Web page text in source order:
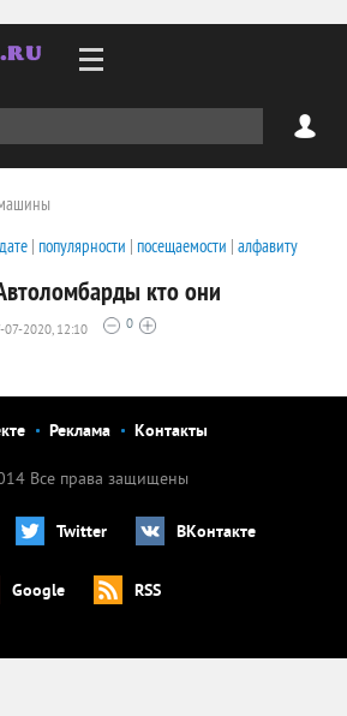
дате | популярности | посещаемости | алфавиту
кто они
07-2020, 12:10 0
Реклама Контакты
Все права защищены
Twitter ВКонтакте
Google RSS